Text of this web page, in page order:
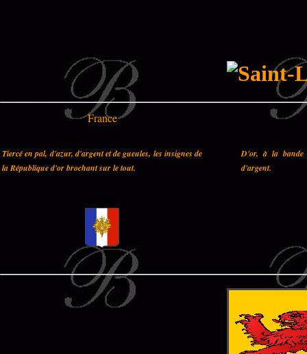
France
Tiercé en pal, d'azur, d'argent et de gueules, les insignes de
la République d'or brochant sur le tout.
D'or, à la bande
d'argent.